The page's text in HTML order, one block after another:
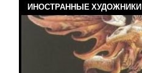
ИНОСТРАННЫЕ ХУДОЖНИКИ